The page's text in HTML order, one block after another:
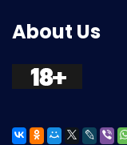
About Us